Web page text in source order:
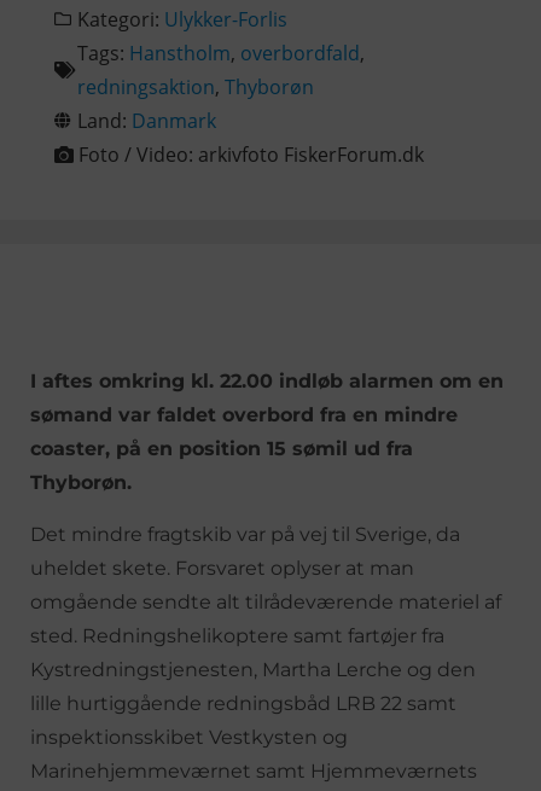
Kategori: Ulykker-Forlis
Tags: Hanstholm, overbordfald,
redningsaktion, Thyborøn
Land: Danmark
Foto / Video: arkivfoto FiskerForum.dk
I aftes omkring kl. 22.00 indløb alarmen om en
sømand var faldet overbord fra en mindre
coaster, på en position 15 sømil ud fra
Thyborøn.
Det mindre fragtskib var på vej til Sverige, da
uheldet skete. Forsvaret oplyser at man
omgående sendte alt tilrådeværende materiel af
sted. Redningshelikoptere samt fartøjer fra
Kystredningstjenesten, Martha Lerche og den
lille hurtiggående redningsbåd LRB 22 samt
inspektionsskibet Vestkysten og
Marinehjemmeværnet samt Hjemmeværnets